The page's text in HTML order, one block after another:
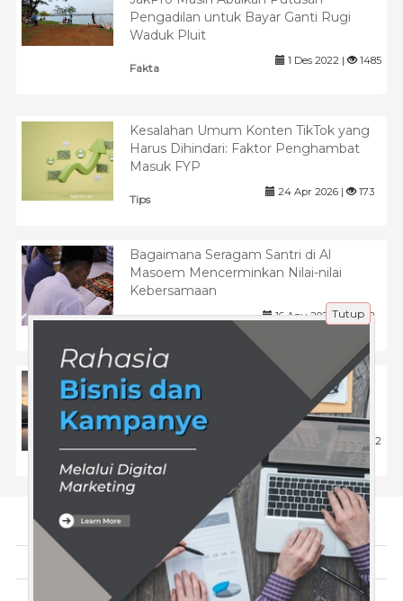
Pengadilan untuk Bayar Ganti Rugi
Waduk Pluit
Fakta
1 Des 2022 | 1485
Kesalahan Umum Konten TikTok yang
Harus Dihindari: Faktor Penghambat
Masuk FYP
Tips
24 Apr 2026 | 173
Bagaimana Seragam Santri di Al
Masoem Mencerminkan Nilai-nilai
Kebersamaan
Pendidikan
16 Agu 2024 | 648
Jeep Grand Cherokee sebagai Simbol
Evolusi SUV Modern: Identitas,
Teknologi, dan Posisi Global
Tips
21 Jun 2026 | 92
Tentang Kami
Artikel
Disclaimer
Tutup